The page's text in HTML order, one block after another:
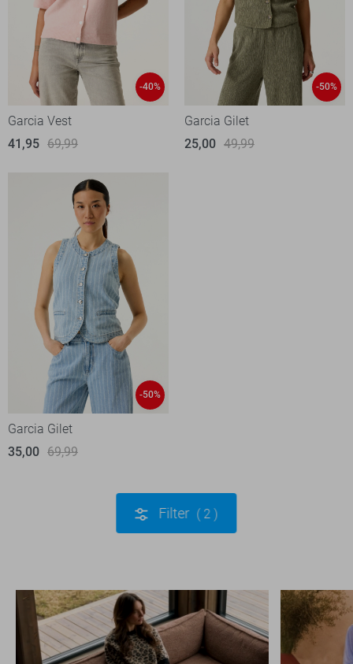
-40%
Garcia Vest
41,95 69,99
-50%
Garcia Gilet
25,00 49,99
-50%
Garcia Gilet
35,00 69,99
Filter 2